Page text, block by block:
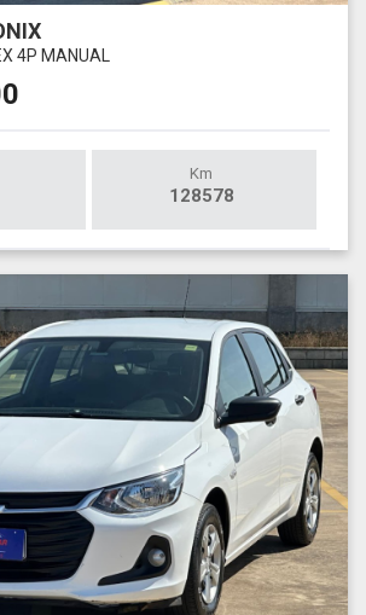
4P MANUAL
Km
128578